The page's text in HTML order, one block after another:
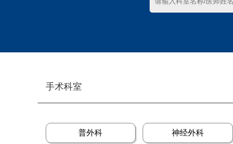
普外科 神经外科
手术科室